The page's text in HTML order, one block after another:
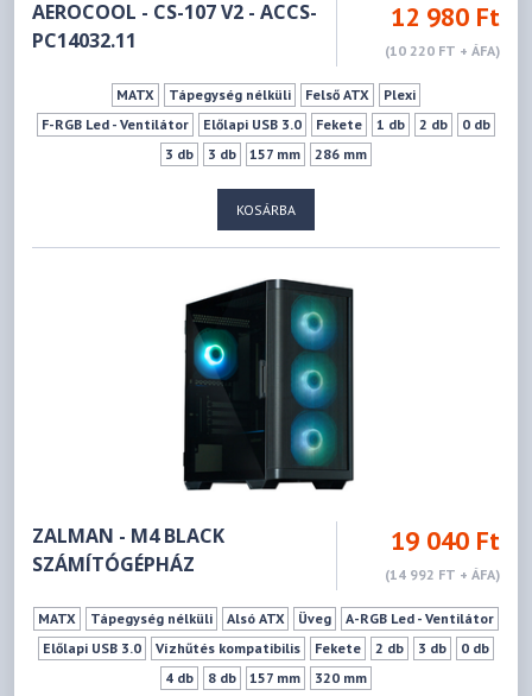
AEROCOOL - CS-107 V2 - ACCS-
PC14032.11
12 980 Ft
(10 220 FT + ÁFA)
MATX Tápegység nélküli Felső ATX
Plexi
F-RGB Led - Ventilátor
Előlapi USB 3.0 Fekete 1 db 2 db
0 db
3 db
3 db 157 mm 286 mm
KOSÁRBA
ZALMAN - M4 BLACK
SZÁMÍTÓGÉPHÁZ
19 040 Ft
(14 992 FT + ÁFA)
MATX Tápegység nélküli Alsó ATX Üveg
A-RGB Led - Ventilátor
Előlapi USB 3.0
Vízhűtés kompatibilis Fekete 2 db 3 db
0 db
4 db
8 db 157 mm 320 mm